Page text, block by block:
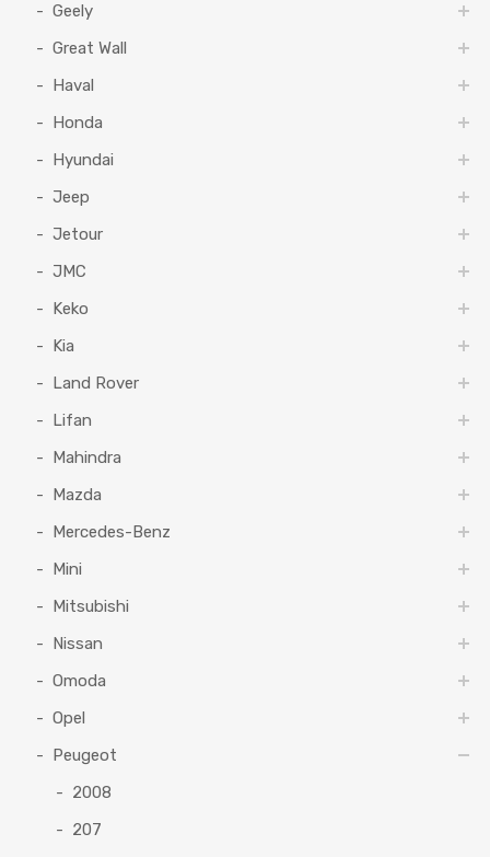
Geely
Great Wall
Haval
Honda
Hyundai
Jeep
Jetour
JMC
Keko
Kia
Land Rover
Lifan
Mahindra
Mazda
Mercedes-Benz
Mini
Mitsubishi
Nissan
Omoda
Opel
Peugeot
2008
207